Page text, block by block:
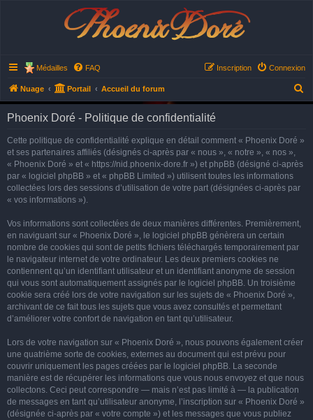
Phoenix Doré
Médailles FAQ Connexion
Inscription
Nuage Portail Accueil du forum
e
Phoenix Doré - Politique de confidentialité
Cette politique de confidentialité explique en détail comment « Phoenix Doré »
et ses partenaires affiliés (désignés ci-après par « nous », « notre », « nos »,
« Phoenix Doré » et « https://nid.phoenix-dore.fr ») et phpBB (désigné ci-après
par « logiciel phpBB » et « phpBB Limited ») utilisent toutes les informations
collectées lors des sessions d’utilisation de votre part (désignées ci-après par
« vos informations »).
Vos informations sont collectées de deux manières différentes. Premièrement,
en naviguant sur « Phoenix Doré », le logiciel phpBB génèrera un certain
nombre de cookies qui sont de petits fichiers téléchargés temporairement par
le navigateur internet de votre ordinateur. Les deux premiers cookies ne
contiennent qu’un identifiant utilisateur et un identifiant anonyme de session
qui vous sont automatiquement assignés par le logiciel phpBB. Un troisième
cookie sera créé lors de votre navigation sur les sujets de « Phoenix Doré »,
archivant de ce fait tous les sujets que vous avez consultés et permettant
d’améliorer votre confort de navigation en tant qu’utilisateur.
Lors de votre navigation sur « Phoenix Doré », nous pouvons également créer
une quatrième sorte de cookies, externes au document qui est prévu pour
couvrir uniquement les pages créées par le logiciel phpBB. La seconde
manière est de récupérer les informations que vous nous envoyez et que nous
collectons. Ceci peut correspondre — mais n’est pas limité à — la publication
de messages en tant qu’utilisateur anonyme, l’inscription sur « Phoenix Doré »
(désignée ci-après par « votre compte ») et les messages que vous publiez